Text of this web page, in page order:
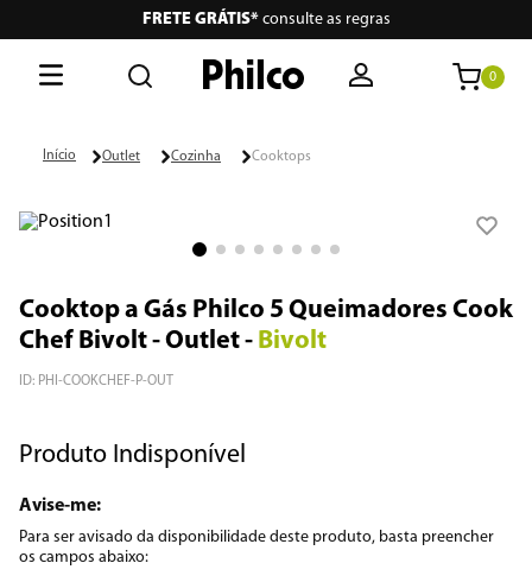
FRETE GRÁTIS*consulte as regras
0
Outlet Cozinha Cooktops
Cooktop a Gás Philco 5 Queimadores Cook
Chef Bivolt - Outlet- Bivolt
ID: PHI-COOKCHEF-P-OUT
Produto Indisponível
3º portátil
4º air fryer
7º aspiradores